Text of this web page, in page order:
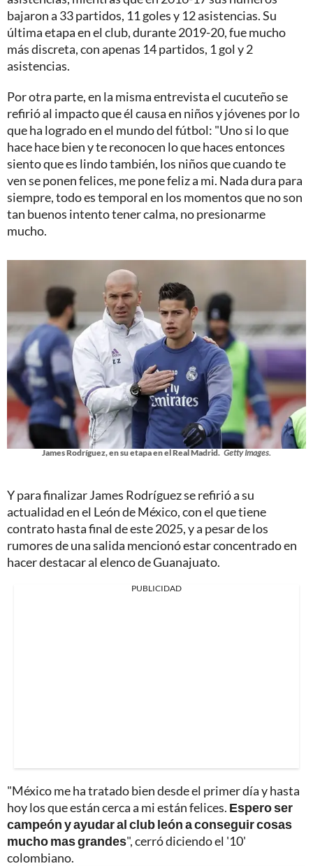
bajaron a 33 partidos, 11 goles y 12 asistencias. Su
última etapa en el club, durante 2019-20, fue mucho
más discreta, con apenas 14 partidos, 1 gol y 2
asistencias.
Por otra parte, en la misma entrevista el cucuteño se
refirió al impacto que él causa en niños y jóvenes por lo
que ha logrado en el mundo del fútbol: "Uno si lo que
hace hace bien y te reconocen lo que haces entonces
siento que es lindo también, los niños que cuando te
ven se ponen felices, me pone feliz a mi. Nada dura para
siempre, todo es temporal en los momentos que no son
tan buenos intento tener calma, no presionarme
mucho.
James Rodríguez, en su etapa en el Real Madrid. Getty Images.
Y para finalizar James Rodríguez se refirió a su
actualidad en el León de México, con el que tiene
contrato hasta final de este 2025, y a pesar de los
rumores de una salida mencionó estar concentrado en
hacer destacar al elenco de Guanajuato.
PUBLICIDAD
"México me ha tratado bien desde el primer día y hasta
hoy los que están cerca a mi están felices. Espero ser
campeón y ayudar al club león a conseguir cosas
mucho mas grandes", cerró diciendo el '10'
colombiano.